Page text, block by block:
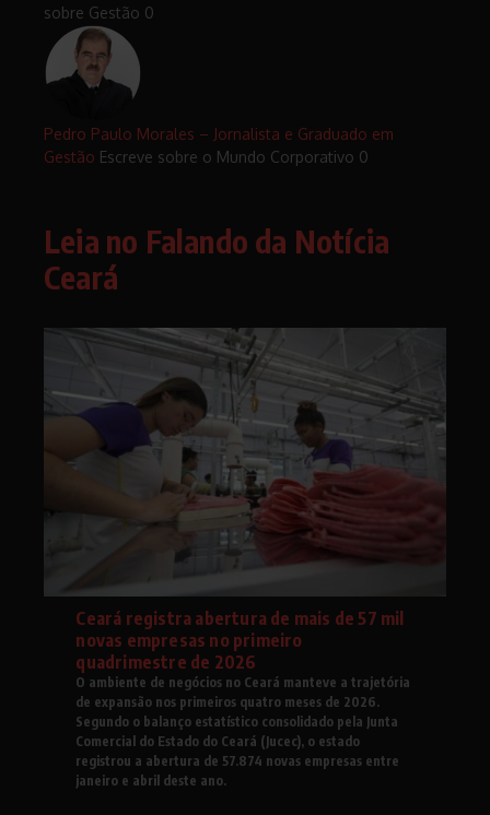
sobre Gestão 0
Pedro Paulo Morales – Jornalista e Graduado em
Gestão Escreve sobre o Mundo Corporativo 0
Leia no Falando da Notícia
Ceará
Ceará registra abertura de mais de 57 mil
novas empresas no primeiro
quadrimestre de 2026
O ambiente de negócios no Ceará manteve a trajetória
de expansão nos primeiros quatro meses de 2026.
Segundo o balanço estatístico consolidado pela Junta
Comercial do Estado do Ceará (Jucec), o estado
registrou a abertura de 57.874 novas empresas entre
janeiro e abril deste ano.